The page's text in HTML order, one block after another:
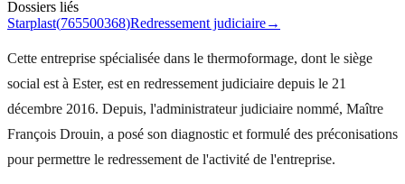
Dossiers liés
Starplast(765500368)Redressement judiciaire→
Cette entreprise spécialisée dans le thermoformage, dont le siège
social est à Ester, est en redressement judiciaire depuis le 21
décembre 2016. Depuis, l'administrateur judiciaire nommé, Maître
François Drouin, a posé son diagnostic et formulé des préconisations
pour permettre le redressement de l'activité de l'entreprise.